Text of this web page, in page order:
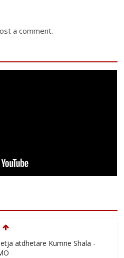
a comment.
atdhetare Kumrie Shala -